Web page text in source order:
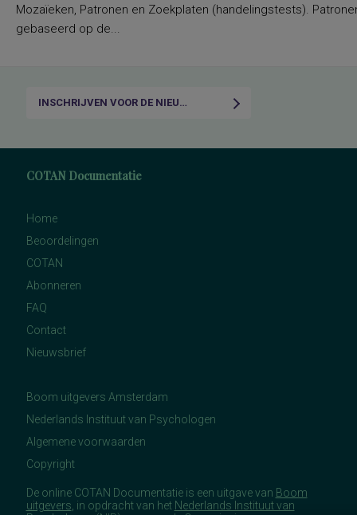
Mozaïeken, Patronen en Zoekplaten (handelingstests).
gebaseerd op de...
INSCHRIJVEN VOOR DE NIEUWSBRIEF
COTAN Documentatie
Home
Beoordelingen
COTAN
Abonneren
FAQ
Contact
Nieuwsbrief
Boom uitgevers Amsterdam
Nederlands Instituut van Psychologen
Algemene voorwaarden
Copyright
De online COTAN Documentatie is een uitgave van Boom
uitgevers , in opdracht van het Nederlands Instituut van